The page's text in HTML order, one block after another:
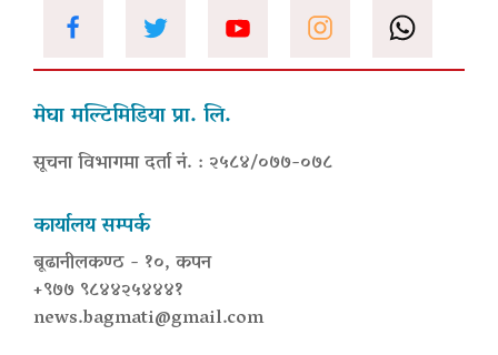
मेघा मल्टिमिडिया प्रा. लि.
सूचना विभागमा दर्ता नं. : २५८४/०७७-०७८
कार्यालय सम्पर्क
बूढानीलकण्ठ - १०, कपन
+९७७ ९८४४२५४४४१
news.bagmati@gmail.com